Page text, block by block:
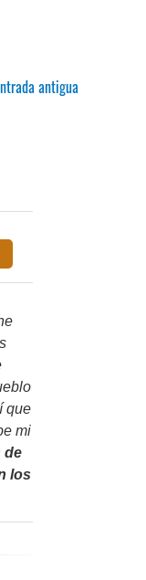
antigua
que
mi
de
los